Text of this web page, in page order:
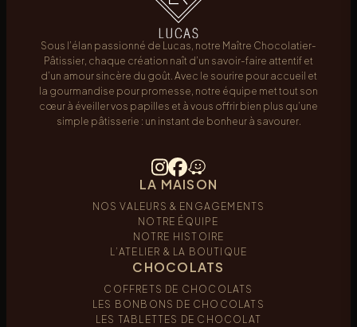
Sous l’élan passionné de Lucas, notre Maître Chocolatier-
Pâtissier, chaque création naît d’un savoir-faire attentif et
d’un amour sincère du goût. Avec le sourire pour accueil et
la gourmandise pour promesse, notre équipe met tout son
cœur à éveiller vos papilles et à vous offrir bien plus qu’une
simple pâtisserie : un instant de bonheur à savourer.
LA MAISON
NOS VALEURS & ENGAGEMENTS
NOTRE ÉQUIPE
NOTRE HISTOIRE
L’ATELIER & LA BOUTIQUE
CHOCOLATS
COFFRETS DE CHOCOLATS
LES BONBONS DE CHOCOLATS
LES TABLETTES DE CHOCOLAT